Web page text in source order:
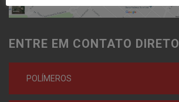
ENTRE EM CONTATO DIRETO
POLÍMEROS